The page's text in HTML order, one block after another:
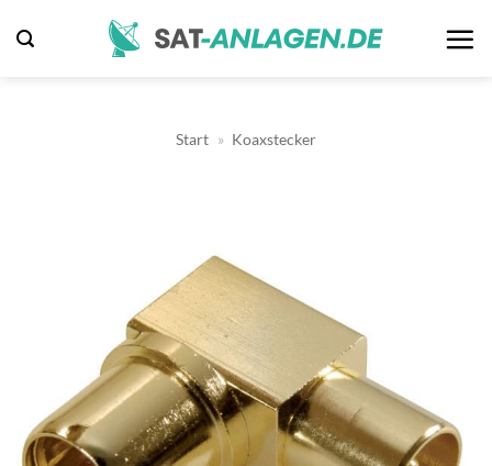
Inhalt
Start » Koaxstecker